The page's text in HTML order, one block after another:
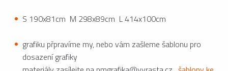
S 190x81cm M 298x89cm L 414x100cm
grafiku přpravíme my, nebo vám zašleme šablonu pro
dosazení grafiky